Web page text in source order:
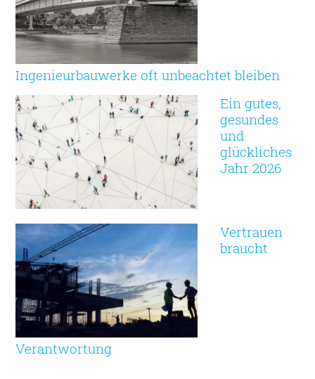
Ingenieurbauwerke oft unbeachtet bleiben
Ein gutes,
gesundes
und
glückliches
Jahr 2026
Vertrauen
braucht
Verantwortung